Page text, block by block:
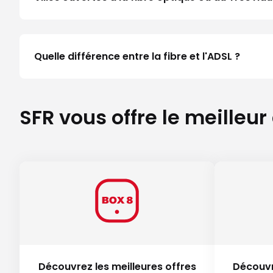
Quelle différence entre la fibre et l'ADSL ?
SFR vous offre le
Découvrez les meilleures offres